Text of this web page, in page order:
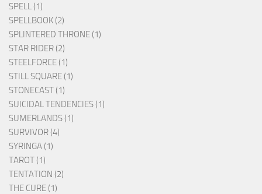
SPELL (1)
SPELLBOOK (2)
SPLINTERED THRONE (1)
STAR RIDER (2)
STEELFORCE (1)
STILL SQUARE (1)
STONECAST (1)
SUICIDAL TENDENCIES (1)
SUMERLANDS (1)
SURVIVOR (4)
SYRINGA (1)
TAROT (1)
TENTATION (2)
THE CURE (1)